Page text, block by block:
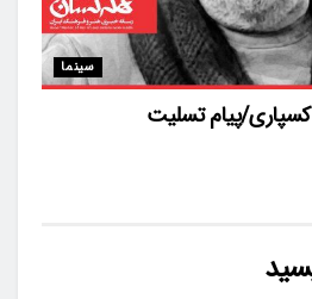
سینما
پیام تسلیت